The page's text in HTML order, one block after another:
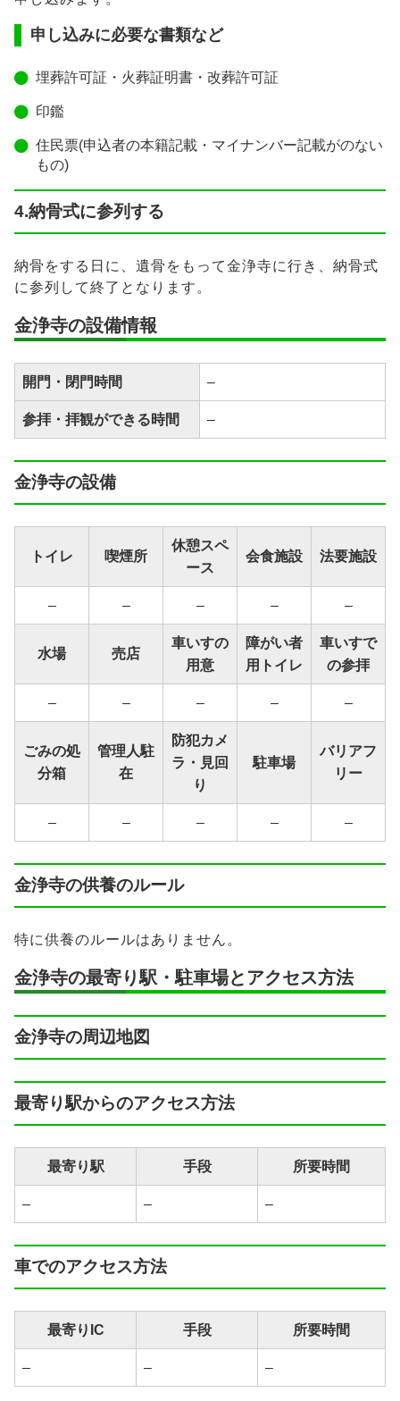
申し込みに必要な書類など
埋葬許可証・火葬証明書・改葬許可証
印鑑
住民票(申込者の本籍記載・マイナンバー記載がのない
もの)
4.納骨式に参列する
納骨をする日に、遺骨をもって金浄寺に行き、納骨式
に参列して終了となります。
金浄寺の設備情報
開門・閉門時間 –
参拝・拝観ができる時間 –
金浄寺の設備
トイレ 喫煙所
休憩スペ
ース
会食施設 法要施設
– – – – –
水場 売店
車いすの
用意
障がい者
用トイレ
車いすで
の参拝
– – – – –
ごみの処
分箱
管理人駐
在
防犯カメ
ラ・見回
り
駐車場
バリアフ
リー
– – – – –
金浄寺の供養のルール
特に供養のルールはありません。
金浄寺の最寄り駅・駐車場とアクセス方法
金浄寺の周辺地図
最寄り駅からのアクセス方法
最寄り駅 手段 所要時間
– – –
車でのアクセス方法
最寄りIC 手段 所要時間
– – –